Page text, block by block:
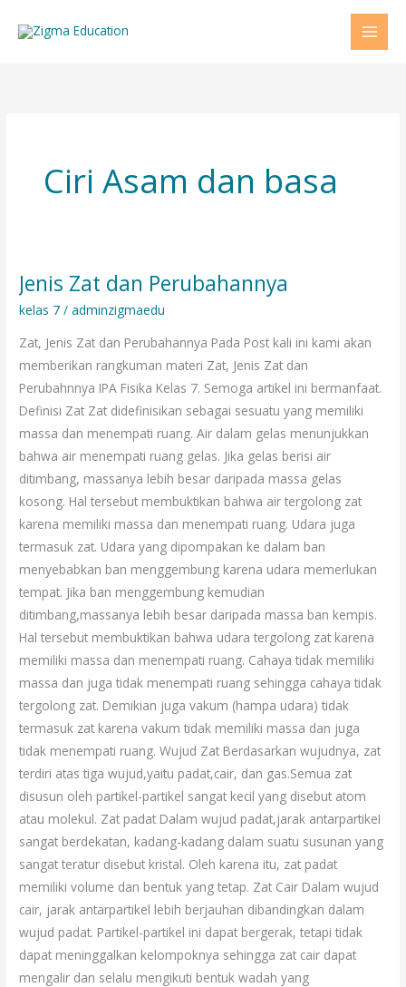
Ciri Asam dan basa
Jenis Zat dan Perubahannya
kelas 7 /adminzigmaedu
Zat, Jenis Zat dan Perubahannya Pada Post kali ini kami akan
memberikan rangkuman materi Zat, Jenis Zat dan
Perubahnnya IPA Fisika Kelas 7. Semoga artikel ini bermanfaat.
Definisi Zat Zat didefinisikan sebagai sesuatu yang memiliki
massa dan menempati ruang. Air dalam gelas menunjukkan
bahwa air menempati ruang gelas. Jika gelas berisi air
ditimbang, massanya lebih besar daripada massa gelas
kosong. Hal tersebut membuktikan bahwa air tergolong zat
karena memiliki massa dan menempati ruang. Udara juga
termasuk zat. Udara yang dipompakan ke dalam ban
menyebabkan ban menggembung karena udara memerlukan
tempat. Jika ban menggembung kemudian
ditimbang,massanya lebih besar daripada massa ban kempis.
Hal tersebut membuktikan bahwa udara tergolong zat karena
memiliki massa dan menempati ruang. Cahaya tidak memiliki
massa dan juga tidak menempati ruang sehingga cahaya tidak
tergolong zat. Demikian juga vakum (hampa udara) tidak
termasuk zat karena vakum tidak memiliki massa dan juga
tidak menempati ruang. Wujud Zat Berdasarkan wujudnya, zat
terdiri atas tiga wujud,yaitu padat,cair, dan gas.Semua zat
disusun oleh partikel-partikel sangat kecil yang disebut atom
atau molekul. Zat padat Dalam wujud padat,jarak antarpartikeI
sangat berdekatan, kadang-kadang dalam suatu susunan yang
sangat teratur disebut kristal. Oleh karena itu, zat padat
memiliki volume dan bentuk yang tetap. Zat Cair Dalam wujud
cair, jarak antarpartikel lebih berjauhan dibandingkan dalam
wujud padat. Partikel-partikel ini dapat bergerak, tetapi tidak
dapat meninggalkan kelompoknya sehingga zat cair dapat
mengalir dan selalu mengikuti bentuk wadah yang
Jenis
Zat
Perubahannya